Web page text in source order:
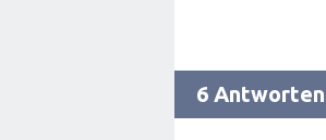
6 Antworten